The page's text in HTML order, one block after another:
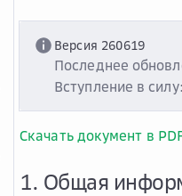
Версия 260619
Последнее
Вступление в
Скачать документ в
1. Общая